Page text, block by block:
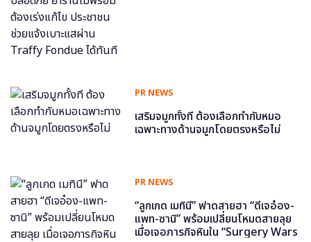
PR NEWS
เสริมจมูกทั้งที ต้องเลือกทำกับหมอ
เฉพาะทางด้านจมูกโดยตรงหรือไม่
PR NEWS
“ลูกเกด เมทินี” ฟาดสายฮา “ดีเจอ๋อง-
แพท-ซานิ” พร้อมเปลี่ยนโหมดสายลุย
เมื่อเจอภารกิจหินใน “Surgery Wars